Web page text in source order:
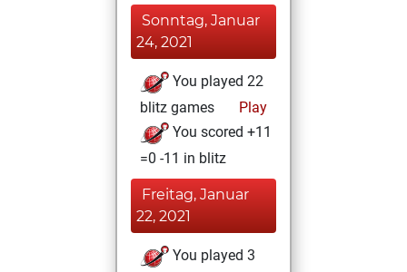
Sonntag, Januar
24, 2021
You played 22
blitz games
Play
You scored +11
=0 -11 in blitz
Freitag, Januar
22, 2021
You played 3